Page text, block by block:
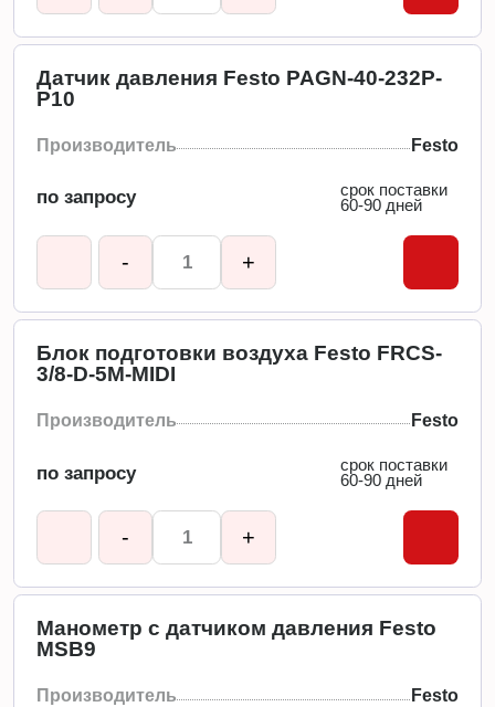
Датчик давления Festo PAGN-40-232P-
P10
Производитель Festo
по запросу
срок поставки
60-90 дней
- +
Блок подготовки воздуха Festo FRCS-
3/8-D-5M-MIDI
Производитель Festo
по запросу
срок поставки
60-90 дней
- +
Манометр с датчиком давления Festo
MSB9
Производитель
Festo